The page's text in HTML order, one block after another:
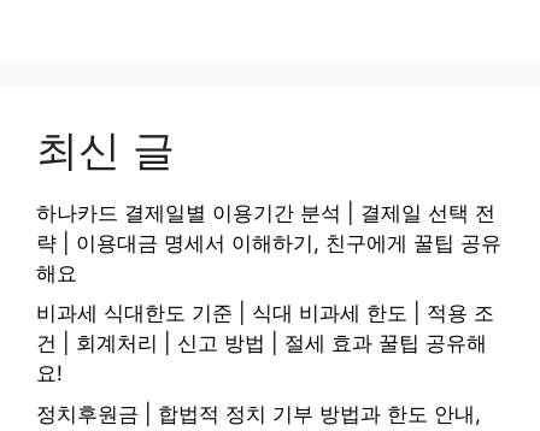
최신 글
하나카드 결제일별 이용기간 분석 | 결제일 선택 전
략 | 이용대금 명세서 이해하기, 친구에게 꿀팁 공유
해요
비과세 식대한도 기준 | 식대 비과세 한도 | 적용 조
건 | 회계처리 | 신고 방법 | 절세 효과 꿀팁 공유해
요!
정치후원금 | 합법적 정치 기부 방법과 한도 안내,